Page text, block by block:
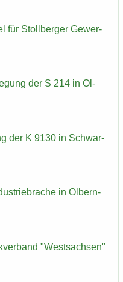
für Stoll­ber­ger Ge­wer­
der S 214 in Ol­
der K 9130 in Schwar­
in Ol­bern­
"West­sach­sen"